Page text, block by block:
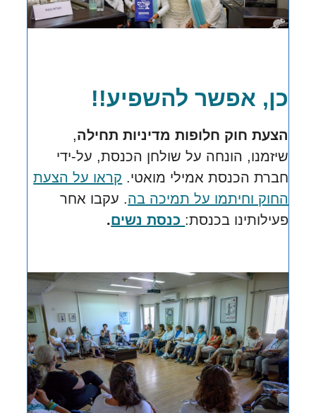
כן, אפשר להשפיע!!
הצעת חוק חלופות מדיניות תחילה,
שיזמנו, הונחה על שולחן הכנסת, על-ידי
חברת הכנסת אמילי מואטי. קראו על הצעת
החוק וחיתמו על תמיכה בה. עקבו אחר
פעילותינו בכנסת: כנסת נשים.